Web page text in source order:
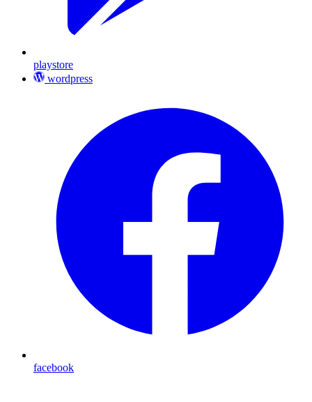
playstore
wordpress
facebook